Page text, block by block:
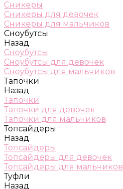
Сникеры
Сникеры для девочек
Сникеры для мальчиков
Сноубутсы
Назад
Сноубутсы
Сноубутсы для девочек
Сноубутсы для мальчиков
Тапочки
Назад
Тапочки
Тапочки для девочек
Тапочки для мальчиков
Топсайдеры
Назад
Топсайдеры
Топсайдеры для девочек
Топсайдеры для мальчиков
Туфли
Назад